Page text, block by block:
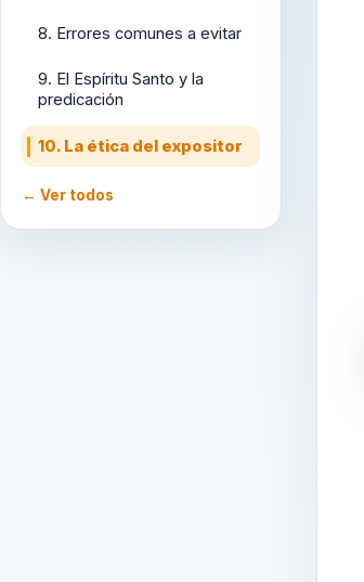
8. Errores comunes a evitar
9. El Espíritu Santo y la
predicación
10. La ética del expositor
← Ver todos